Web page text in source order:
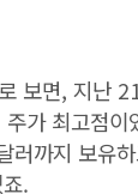
보면, 지난
가 최고점이
러까지 보유
.